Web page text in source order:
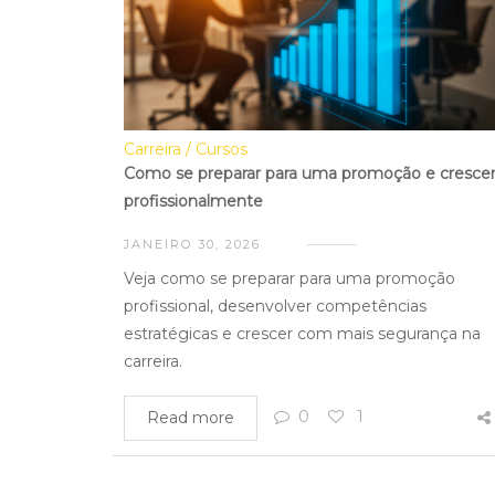
Carreira
Cursos
Como se preparar para uma promoção e crescer
profissionalmente
JANEIRO 30, 2026
Veja como se preparar para uma promoção
profissional, desenvolver competências
estratégicas e crescer com mais segurança na
carreira.
Read more 0 1